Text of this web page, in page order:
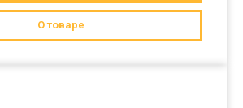
О товаре